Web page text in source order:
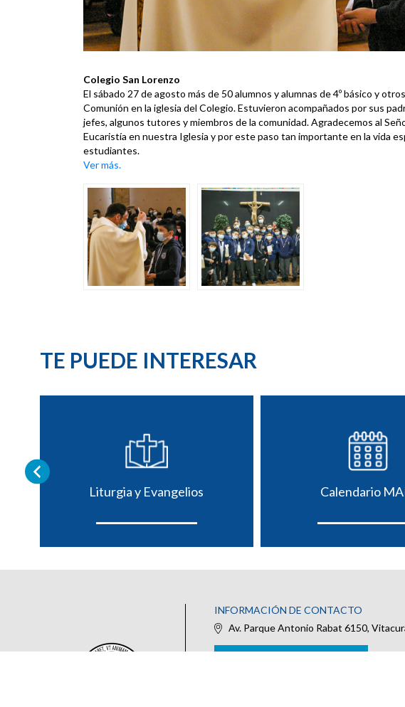
Colegio San Lorenzo
El sábado 27 de agosto más de 50 alumnos y alumnas de 4º básico y
Comunión en la iglesia del Colegio. Estuvieron acompañados por sus
jefes, algunos tutores y miembros de la comunidad. Agradecemos al
Eucaristía en nuestra Iglesia y por este paso tan importante en la vida
estudiantes.
Ver más.
TE PUEDE INTERESAR
Liturgia y Evangelios Calendario
INFORMACIÓN DE CONTACTO
Av. Parque Antonio Rabat 6150,